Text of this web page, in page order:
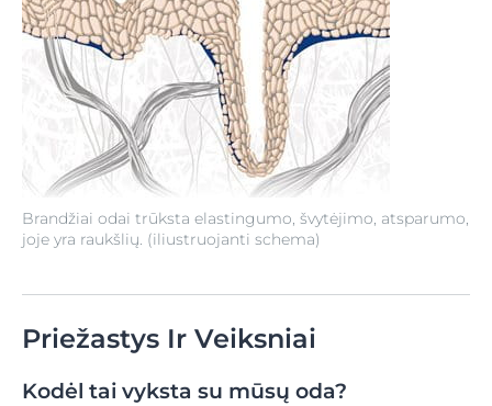
Brandžiai odai trūksta elastingumo, švytėjimo, atsparumo,
joje yra raukšlių. (iliustruojanti schema)
Priežastys Ir Veiksniai
Kodėl tai vyksta su mūsų oda?